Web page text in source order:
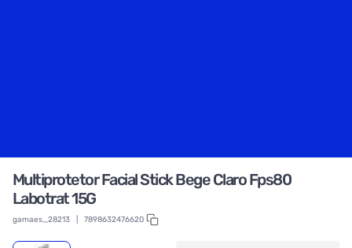
Multiprotetor Facial Stick Bege Claro Fps80
Labotrat 15G
gamaes_28213 7898632476620